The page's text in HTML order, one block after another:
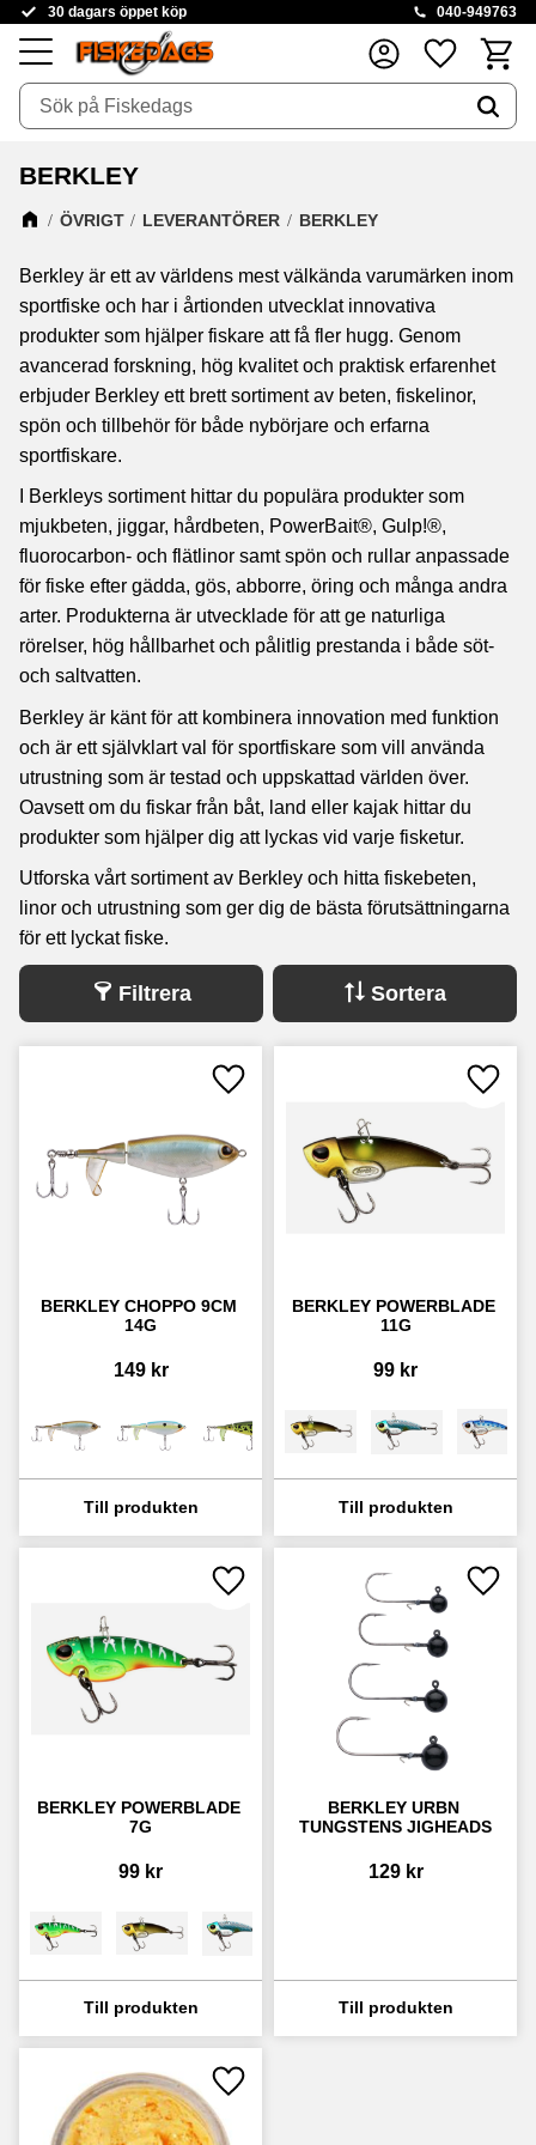
Meny
30 dagars öppet köp 040-949763
Favoriter
BERKLEY
ÖVRIGT LEVERANTÖRER BERKLEY
Berkley är ett av världens mest välkända varumärken inom
sportfiske och har i årtionden utvecklat innovativa
produkter som hjälper fiskare att få fler hugg. Genom
avancerad forskning, hög kvalitet och praktisk erfarenhet
erbjuder Berkley ett brett sortiment av beten, fiskelinor,
spön och tillbehör för både nybörjare och erfarna
sportfiskare.
I Berkleys sortiment hittar du populära produkter som
mjukbeten, jiggar, hårdbeten, PowerBait®, Gulp!®,
fluorocarbon- och flätlinor samt spön och rullar anpassade
för fiske efter gädda, gös, abborre, öring och många andra
arter. Produkterna är utvecklade för att ge naturliga
rörelser, hög hållbarhet och pålitlig prestanda i både söt-
och saltvatten.
Berkley är känt för att kombinera innovation med funktion
och är ett självklart val för sportfiskare som vill använda
utrustning som är testad och uppskattad världen över.
Oavsett om du fiskar från båt, land eller kajak hittar du
produkter som hjälper dig att lyckas vid varje fisketur.
Utforska vårt sortiment av Berkley och hitta fiskebeten,
linor och utrustning som ger dig de bästa förutsättningarna
för ett lyckat fiske.
Filtrera Sortera
BERKLEY CHOPPO 9CM
14G
149kr
Lägg till i favoriter
BERKLEY POWERBLADE
11G
99 kr
Lägg
BERKLEY POWERBLADE
7G
99 kr
Lägg till i favoriter
BERKLEY URBN
TUNGSTENS JIGHEADS
129kr
Lägg
Lägg till i favoriter